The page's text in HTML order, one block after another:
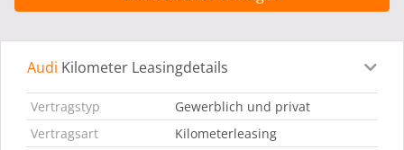
Leasingdetails Fahrzeugdetails
Audi Kilometer Leasingdetails
Vertragstyp
Gewerblich und privat
Vertragsart
Kilometerleasing